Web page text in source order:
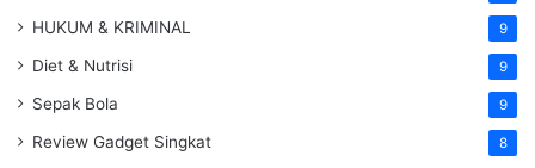
HUKUM & KRIMINAL 9
Diet & Nutrisi 9
Sepak Bola 9
Review Gadget Singkat 8